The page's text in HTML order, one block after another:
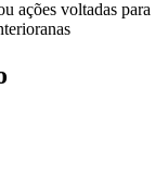
ações voltadas para